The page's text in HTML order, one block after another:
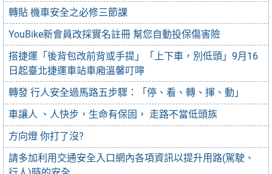
轉貼 機車安全之必修三節課
YouBike新會員改採實名註冊 幫您自動投保傷害險
搭捷運「後背包改前背或手提」「上下車，別低頭」9月16
日起臺北捷運車站車廂溫馨叮嚀
轉發 行人安全過馬路五步驟：「停、看、轉、揮、動」
車讓人 、人快步，生命有保固， 走路不當低頭族
方向燈 你打了沒?
請多加利用交通安全入口網內各項資訊以提升用路(駕駛、